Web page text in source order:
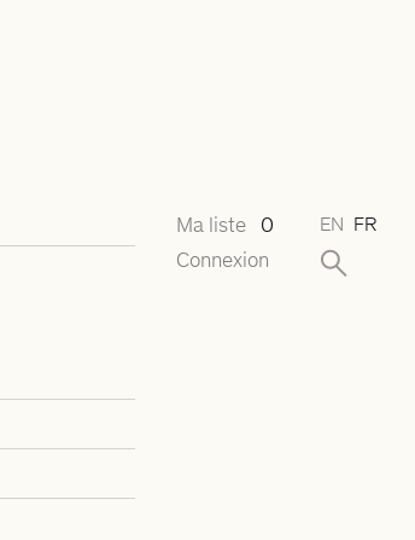
Ma liste 0
Connexion
EN FR